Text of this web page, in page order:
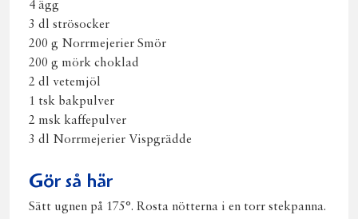
4 ägg
3 dl strösocker
200 g Norrmejerier Smör
200 g mörk choklad
2 dl vetemjöl
1 tsk bakpulver
2 msk kaffepulver
3 dl Norrmejerier Vispgrädde
Gör så här
Sätt ugnen på 175°. Rosta nötterna i en torr stekpanna.